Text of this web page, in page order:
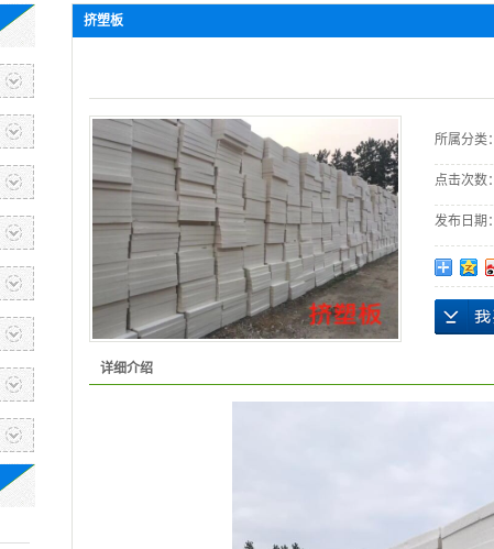
挤塑板
所属分类：
点击次数：
发布日期：
详细介绍